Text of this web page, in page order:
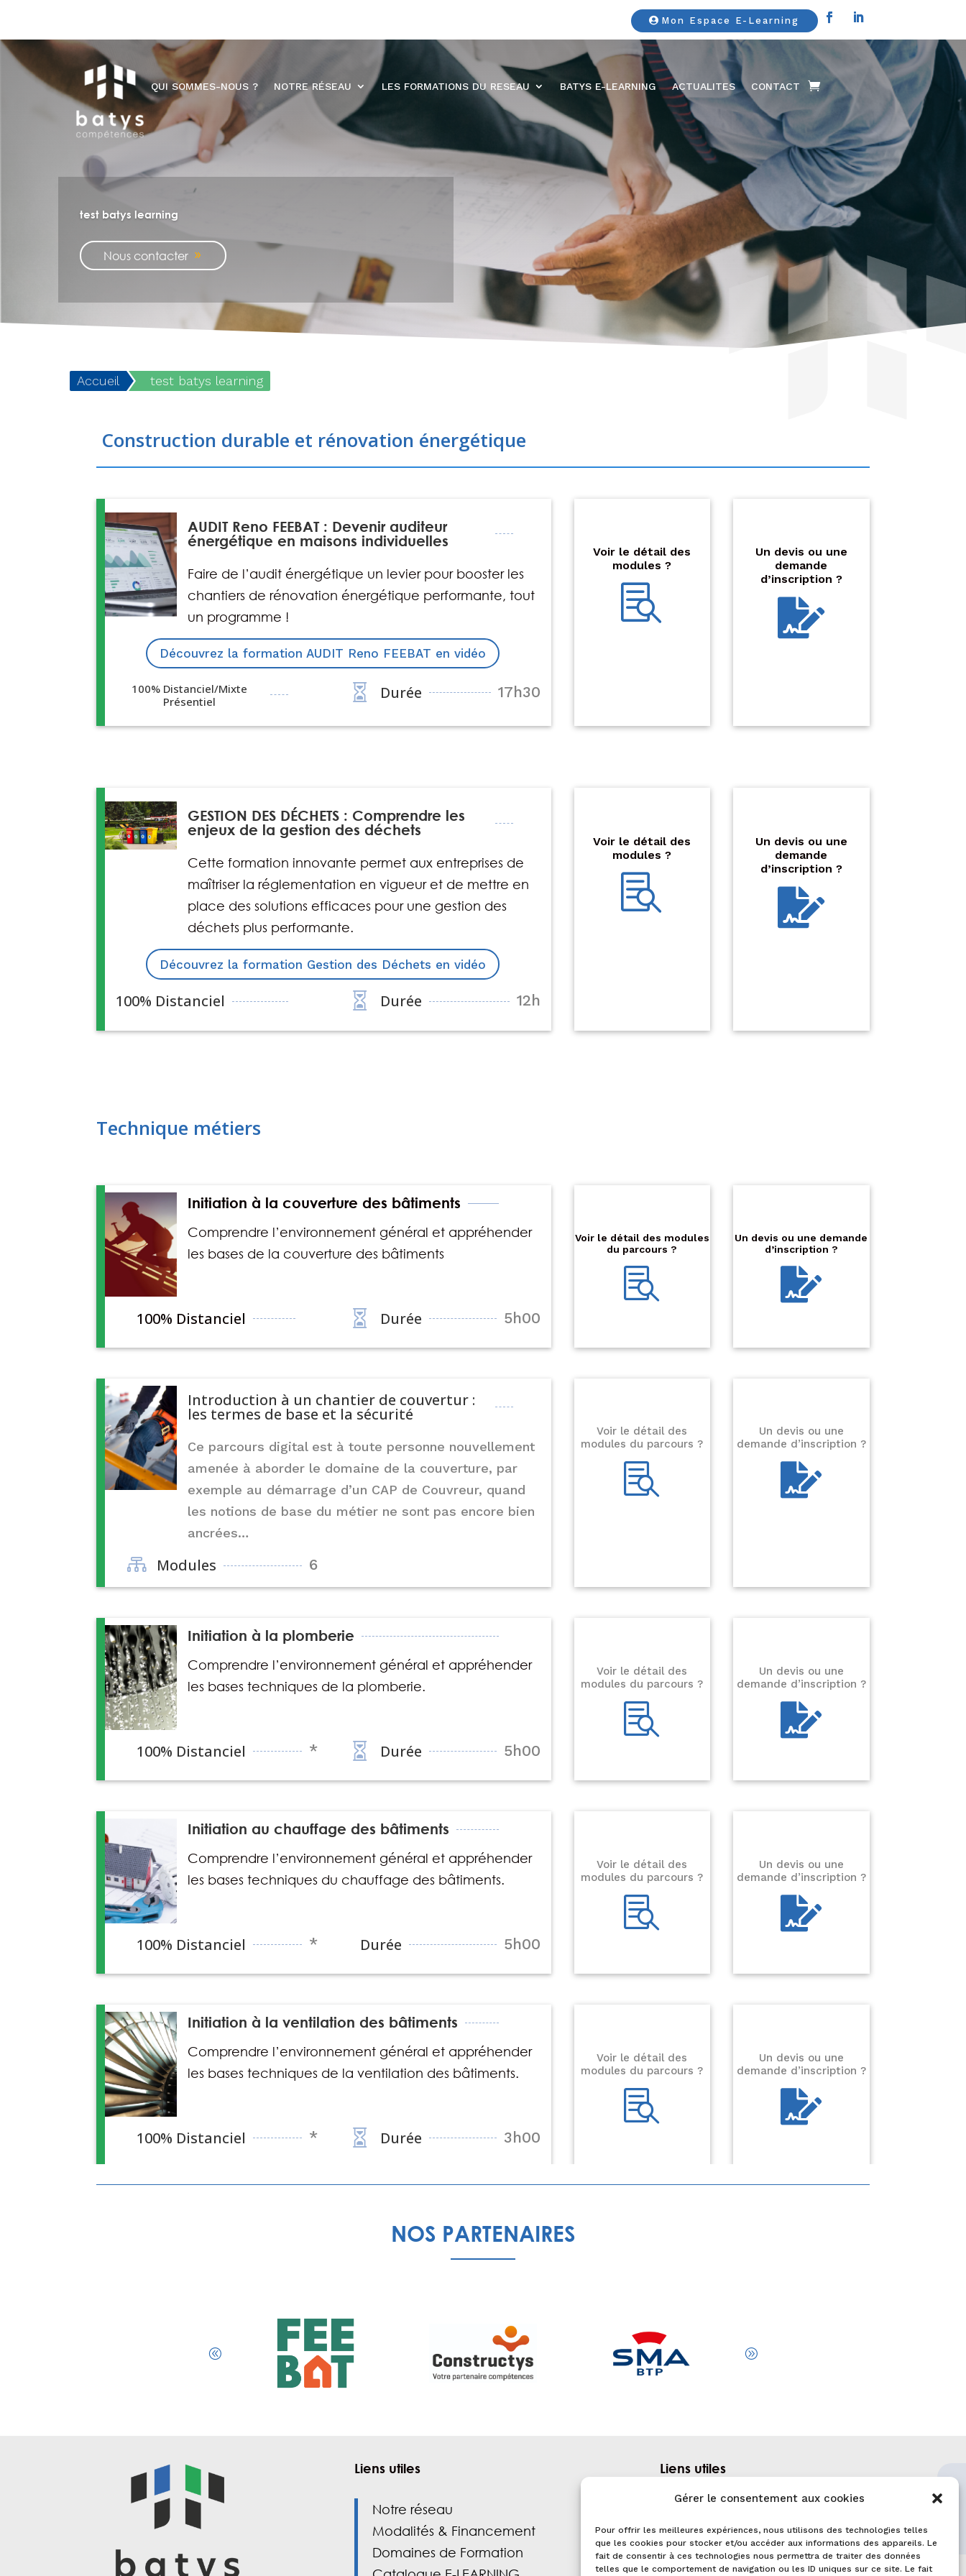
Gérer le consentement aux cookies
Pour offrir les meilleures expériences, nous utilisons des technologies telles
que les cookies pour stocker et/ou accéder aux informations des appareils. Le
fait de consentir à ces technologies nous permettra de traiter des données
telles que le comportement de navigation ou les ID uniques sur ce site. Le fait
Mon Espace E-Learning
QUI SOMMES-NOUS ? NOTRE RÉSEAU LES FORMATIONS DU RESEAU BATYS E-LEARNING ACTUALITES CONTACT
test batys learning
Nous contacter
Accueil test batys learning
Construction durable et rénovation énergétique
AUDIT Reno FEEBAT : Devenir auditeur
énergétique en maisons individuelles
Faire de l’audit énergétique un levier pour booster les
chantiers de rénovation énergétique performante, tout
un programme !
Découvrez la formation AUDIT Reno FEEBAT en vidéo
100% Distanciel/Mixte
Présentiel
 Durée 17h30
Voir le détail des
modules ?

Un devis ou une
demande
d’inscription ?

GESTION DES DÉCHETS : Comprendre les
enjeux de la gestion des déchets
Cette formation innovante permet aux entreprises de
maîtriser la réglementation en vigueur et de mettre en
place des solutions efficaces pour une gestion des
déchets plus performante.
Découvrez la formation Gestion des Déchets en vidéo
100% Distanciel  Durée 12h
Voir le détail des
modules ?

Un devis ou une
demande
d’inscription ?

Technique métiers
Initiation à la couverture des bâtiments
Comprendre l’environnement général et appréhender
les bases de la couverture des bâtiments
100% Distanciel  Durée 5h00
Voir le détail des modules
du parcours ?

Un devis ou une demande
d’inscription ?

Introduction à un chantier de couvertur :
les termes de base et la sécurité
Ce parcours digital est à toute personne nouvellement
amenée à aborder le domaine de la couverture, par
exemple au démarrage d’un CAP de Couvreur, quand
les notions de base du métier ne sont pas encore bien
ancrées…
 Modules 6
Voir le détail des
modules du parcours ?

Un devis ou une
demande d’inscription ?

Initiation à la plomberie
Comprendre l’environnement général et appréhender
les bases techniques de la plomberie.
100% Distanciel *  Durée 5h00
Voir le détail des
modules du parcours ?

Un devis ou une
demande d’inscription ?

Initiation au chauffage des bâtiments
Comprendre l’environnement général et appréhender
les bases techniques du chauffage des bâtiments.
100% Distanciel * Durée 5h00
Voir le détail des
modules du parcours ?

Un devis ou une
demande d’inscription ?

Initiation à la ventilation des bâtiments
Comprendre l’environnement général et appréhender
les bases techniques de la ventilation des bâtiments.
100% Distanciel *  Durée 3h00
Voir le détail des
modules du parcours ?

Un devis ou une
demande d’inscription ?

NOS PARTENAIRES
Liens utiles
Notre réseau
Modalités & Financement
Domaines de Formation
Liens utiles
Observatoires des métiers du BTP
CONSTRUCTYS